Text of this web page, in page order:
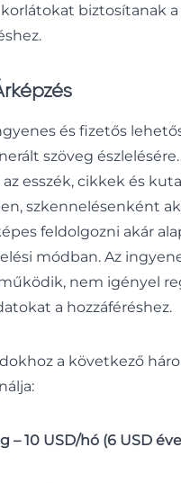
biztosítanak a
és fizetős
szöveg
esszék, cikkek és
szkennelésenként
feldolgozni akár
módban. Az
nem igényel
a hozzáféréshez.
a következő
– 10 USD/hó (6 USD